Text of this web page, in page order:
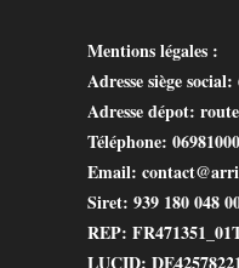
Mentions légales :
Adresse siège social:
Adresse dépot:
Téléphone:
Email:
Siret: 939 180 048
REP:
LUCID: